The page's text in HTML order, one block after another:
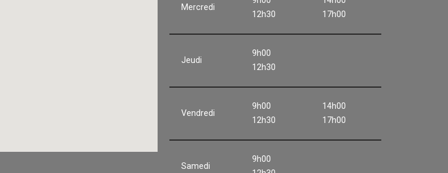
Mercredi
12h30
17h00
Jeudi
9h00
12h30
Vendredi
9h00
12h30
14h00
17h00
Samedi
9h00